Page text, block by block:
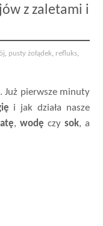
z zaletami i
, pusty żołądek, refluks,
Już pierwsze minuty
i jak działa nasze
,wodę czysok, a